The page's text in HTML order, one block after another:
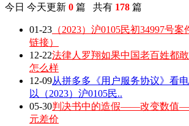
今日 今天更新 0 篇 共有 178 篇
01-23 （2023）沪0105民初34997号
链接）
12-22法律人罗翔如果中国老百姓都
怎么样
12-09从拼多多《用户服务协议》看
以（2023）沪0105民..
05-30判决书中的造假——改变数值
元差价